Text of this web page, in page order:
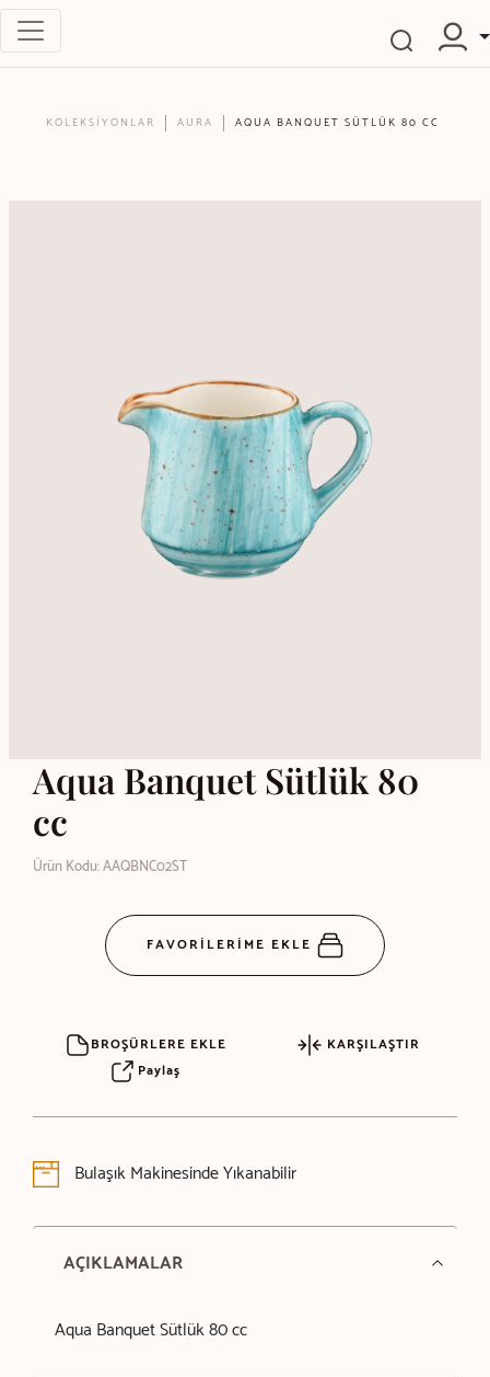
KOLEKSİYONLAR AURA AQUA BANQUET SÜTLÜK 80 CC
Aqua Banquet Sütlük 80
cc
Ürün Kodu: AAQBNC02ST
FAVORİLERİME EKLE
BROŞÜRLERE EKLE
KARŞILAŞTIR
Paylaş
Bulaşık Makinesinde Yıkanabilir
AÇIKLAMALAR
Aqua Banquet Sütlük 80 cc